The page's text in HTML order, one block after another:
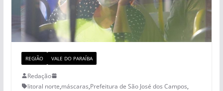
REGIÃO VALE DO PARAÍBA
Redação
litoral norte,máscaras,Prefeitura de São José dos Campos,